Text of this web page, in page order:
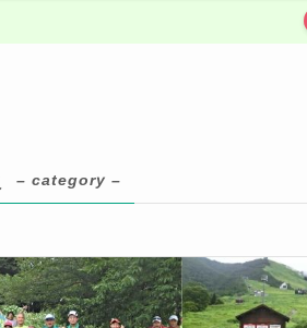
– category –